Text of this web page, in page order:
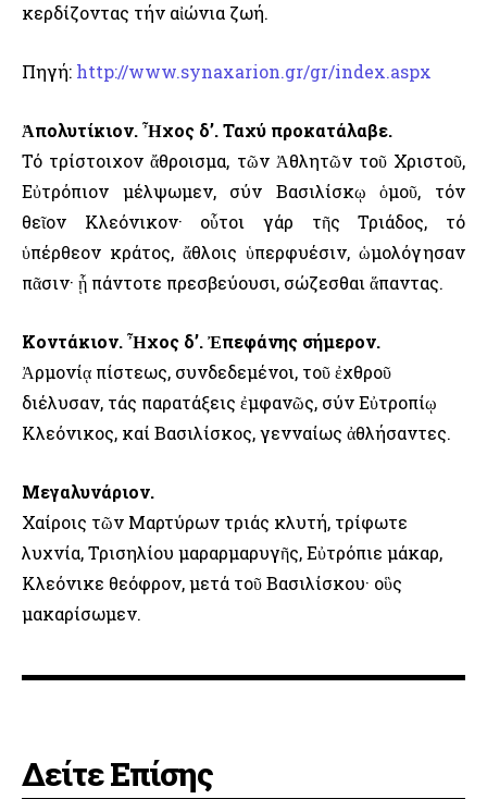
κερδίζοντας τήν αἰώνια ζωή.
Πηγή: http://www.synaxarion.gr/gr/index.aspx
Ἀπολυτίκιον. Ἦχος δ’. Ταχύ προκατάλαβε.
Τό τρίστοιχον ἄθροισμα, τῶν Ἀθλητῶν τοῦ Χριστοῦ,
Εὐτρόπιον μέλψωμεν, σύν Βασιλίσκῳ ὁμοῦ, τόν
θεῖον Κλεόνικον· οὗτοι γάρ τῆς Τριάδος, τό
ὑπέρθεον κράτος, ἄθλοις ὑπερφυέσιν, ὡμολόγησαν
πᾶσιν· ᾗ πάντοτε πρεσβεύουσι, σώζεσθαι ἅπαντας.
Κοντάκιον. Ἦχος δ’. Ἐπεφάνης σήμερον.
Ἀρμονίᾳ πίστεως, συνδεδεμένοι, τοῦ ἐχθροῦ
διέλυσαν, τάς παρατάξεις ἐμφανῶς, σύν Εὐτροπίῳ
Κλεόνικος, καί Βασιλίσκος, γενναίως ἀθλήσαντες.
Μεγαλυνάριον.
Χαίροις τῶν Μαρτύρων τριάς κλυτή, τρίφωτε
λυχνία, Τρισηλίου μαραρμαρυγῆς, Εὐτρόπιε μάκαρ,
Κλεόνικε θεόφρον, μετά τοῦ Βασιλίσκου· οὓς
μακαρίσωμεν.
Δείτε Επίσης